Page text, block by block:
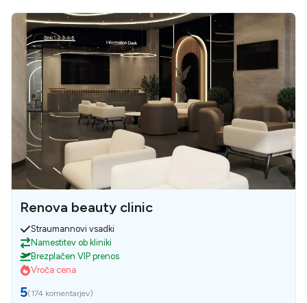
Renova beauty clinic
Straumannovi vsadki
Namestitev ob kliniki
Brezplačen VIP prenos
Vroča cena
5(174 komentarjev)